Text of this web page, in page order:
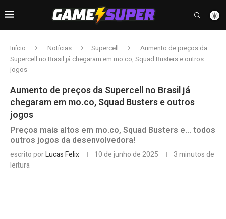
Início Notícias Supercell
Aumento de preços da
Supercell no Brasil já chegaram em mo.co, Squad Busters e outros
jogos
Aumento de preços da Supercell no Brasil já
chegaram em mo.co, Squad Busters e outros
jogos
Preços mais altos em mo.co, Squad Busters e... todos
outros jogos da desenvolvedora!
escrito porLucas Felix 10 de junho de 2025
3 minutos de
leitura